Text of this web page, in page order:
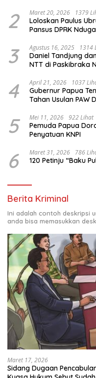
2 Maret 20, 2026 1379
Loloskan Paulus
Pansus DPRK Nduga
3 Agustus 16, 2025 1314
Daniel Tandjung
NTT di Paskibraka
4 April 21, 2026 1037
Gubernur Papua
Tahan Usulan PAW
5 Mei 11, 2026 922 Lihat
Pemuda Papua
Penyatuan KNPI
6 Maret 31, 2026 786
120 Petinju “Baku
Berita Kriminal
Ini adalah contoh deskripsi
anda bisa memasukkan
Maret 17, 2026
Sidang Dugaan